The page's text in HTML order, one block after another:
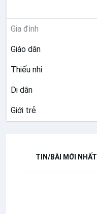
Gia đình
Giáo dân
Thiếu nhi
Di dân
Giới trẻ
TIN/BÀI MỚI NHẤT